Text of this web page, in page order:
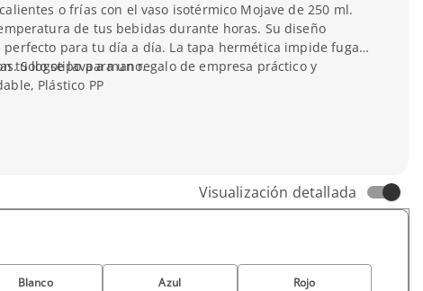
o frías con el vaso isotérmico Mojave de 250 ml.
de tus bebidas durante horas. Su diseño
perfecto para tu día a día. La tapa hermética impide fugas.
tu logotipo para un regalo de empresa práctico y
Solo se lava a mano.
Plástico PP
Visualización detallada
Blanco Azul Rojo